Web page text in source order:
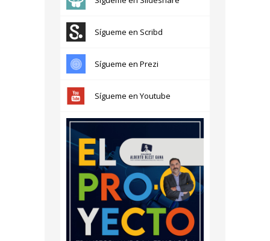
Sígueme en Scribd
Sígueme en Prezi
Sígueme en Youtube